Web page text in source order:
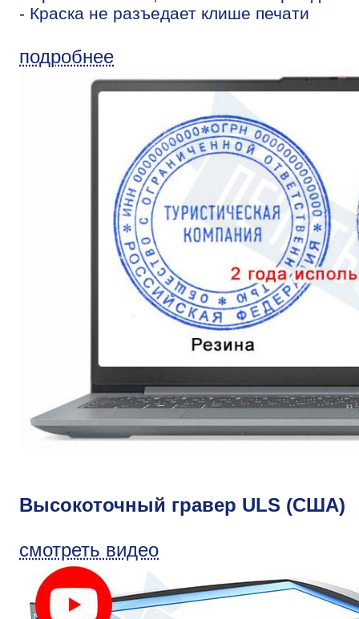
- Краска не разъедает клише печати
подробнее
Высокоточный гравер ULS (США)
смотреть видео